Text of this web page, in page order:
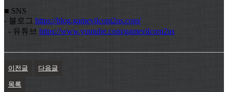
■ SNS
- 블로그 https://blog.gamevilcom2us.com/
- 유튜브 https://www.youtube.com/gamevilcom2us
이전글 다음글
목록